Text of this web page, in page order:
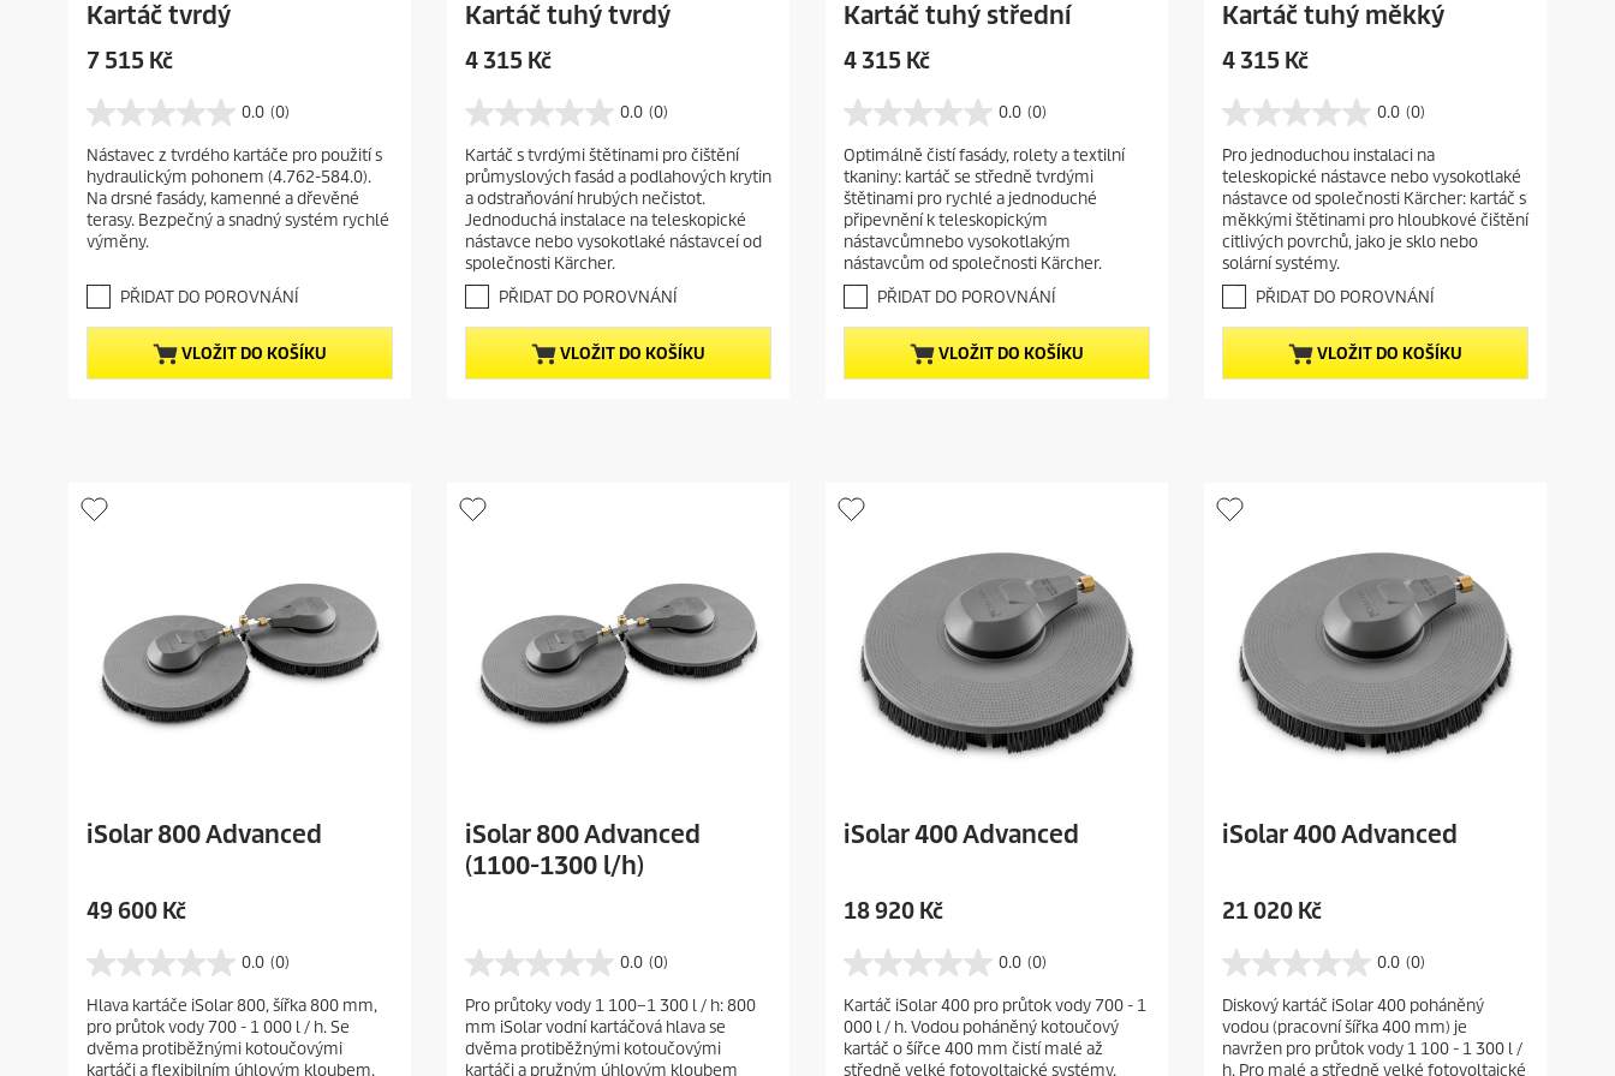
Kartáč tvrdý
C
r
e
n
t
p
d
u
c
c
7 515 Kč
0.0 (0)
0
0
z
5
h
v
i
č
e
Nástavec z tvrdého kartáče pro použití s
hydraulickým pohonem (4.762-584.0).
Na drsné fasády, kamenné a dřevěné
terasy. Bezpečný a snadný systém rychlé
výměny.
PŘIDAT DO POROVNÁNÍ
VLOŽIT DO KOŠÍKU
Kartáč tuhý tvrdý
C
r
e
n
t
p
r
d
u
c
c
4 315 Kč
0.0 (0)
0
0
z
5
h
v
ě
i
č
e
Kartáč s tvrdými štětinami pro čištění
průmyslových fasád a podlahových krytin
a odstraňování hrubých nečistot.
Jednoduchá instalace na teleskopické
nástavce nebo vysokotlaké nástavceí od
společnosti Kärcher.
PŘIDAT DO POROVNÁNÍ
VLOŽIT DO KOŠÍKU
Kartáč tuhý střední
C
r
e
n
t
p
r
d
u
c
c
4 315 Kč
0.0 (0)
0
0
z
5
h
v
ě
i
č
e
Optimálně čistí fasády, rolety a textilní
tkaniny: kartáč se středně tvrdými
štětinami pro rychlé a jednoduché
připevnění k teleskopickým
nástavcůmnebo vysokotlakým
nástavcům od společnosti Kärcher.
PŘIDAT DO POROVNÁNÍ
VLOŽIT DO KOŠÍKU
Kartáč tuhý měkký
C
r
e
n
t
p
r
d
u
c
c
4 315 Kč
0.0 (0)
0
0
z
5
h
v
ě
i
č
e
Pro jednoduchou instalaci na
teleskopické nástavce nebo vysokotlaké
nástavce od společnosti Kärcher: kartáč s
měkkými štětinami pro hloubkové čištění
citlivých povrchů, jako je sklo nebo
solární systémy.
PŘIDAT DO POROVNÁNÍ
VLOŽIT DO KOŠÍKU
iSolar 800 Advanced
C
r
e
n
t
49 600 Kč
0.0 (0)
0
0
z
5
Hlava kartáče iSolar 800, šířka 800 mm,
pro průtok vody 700 - 1 000 l / h. Se
dvěma protiběžnými kotoučovými
kartáči a flexibilním úhlovým kloubem.
iSolar 800 Advanced
(1100-1300 l/h)
0.0 (0)
0
0
z
5
Pro průtoky vody 1 100–1 300 l / h: 800
mm iSolar vodní kartáčová hlava se
dvěma protiběžnými kotoučovými
kartáči a pružným úhlovým kloubem
iSolar 400 Advanced
C
r
e
n
t
18 920 Kč
0.0 (0)
0
0
z
5
Kartáč iSolar 400 pro průtok vody 700 - 1
000 l / h. Vodou poháněný kotoučový
kartáč o šířce 400 mm čistí malé až
středně velké fotovoltaické systémy.
iSolar 400 Advanced
C
r
e
n
t
21 020 Kč
0.0 (0)
0
0
z
5
Diskový kartáč iSolar 400 poháněný
vodou (pracovní šířka 400 mm) je
navržen pro průtok vody 1 100 - 1 300 l /
h. Pro malé a středně velké fotovoltaické